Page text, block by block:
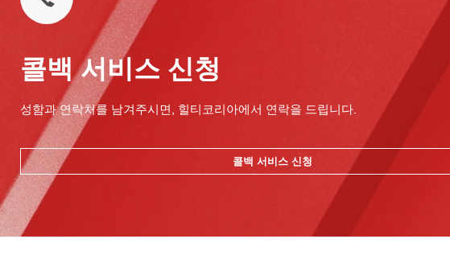
콜백 서비스 신청
성함과 연락처를 남겨주시면, 힐티코리아에서 연락을 드립니다.
콜백 서비스 신청